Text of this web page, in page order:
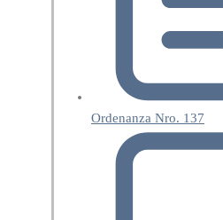
Ordenanza Nro. 137